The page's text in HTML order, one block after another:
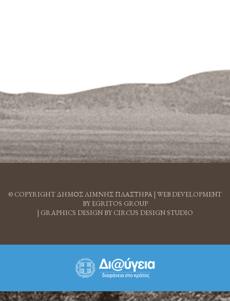
© COPYRIGHT ΔΗΜΟΣ ΛΙΜΝΗΣ ΠΛΑΣΤΗΡΑ | WEB DEVELOPMENT
BY EGRITOS GROUP
GRAPHICS DESIGN BY CIRCUS DESIGN STUDIO